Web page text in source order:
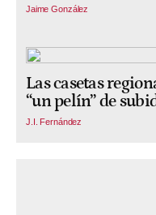
Jaime González
Las casetas
“un pelín” de
J.I. Fernández